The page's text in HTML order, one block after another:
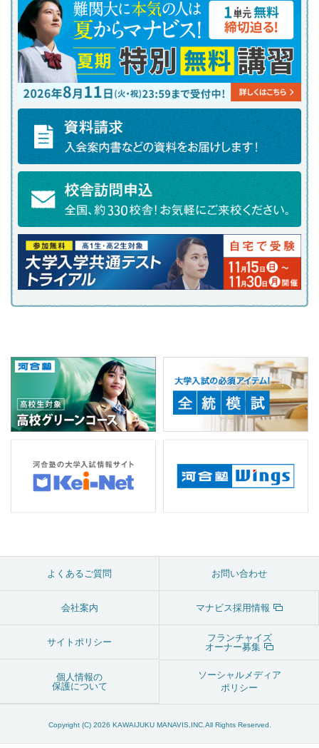
よくあるご質問 お問い合わせ
会社案内 マナビス採用情報
サイトポリシー
フランチャイズ
オーナー募集
個人情報の
保護について
ソーシャルメディア
ポリシー
Copyright (C) 2026 KAWAIJUKU MANAVIS,INC.All Rights Reserved.